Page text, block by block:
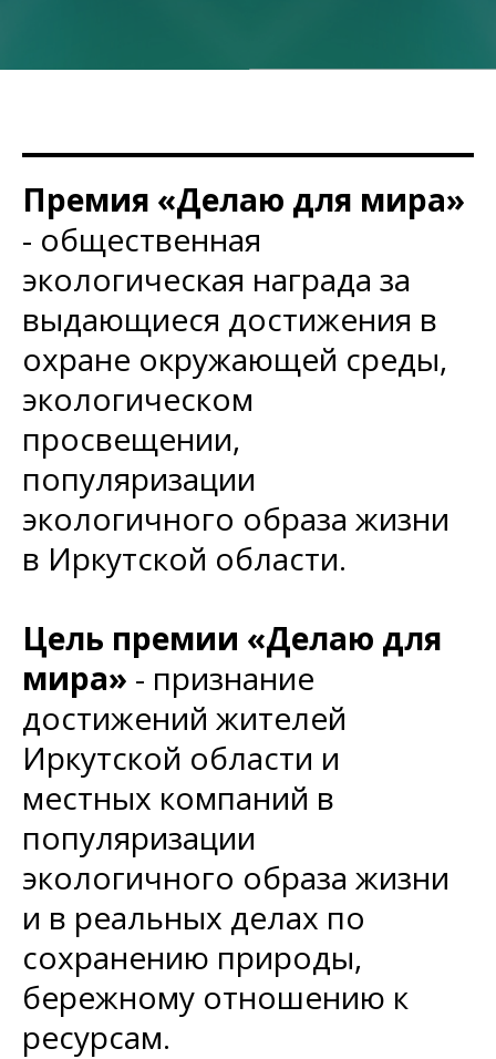
Премия «Делаю для мира»
- общественная
экологическая награда за
выдающиеся достижения в
охране окружающей среды,
экологическом
просвещении,
популяризации
экологичного образа жизни
в Иркутской области.
Цель премии «Делаю для
мира» - признание
достижений жителей
Иркутской области и
местных компаний в
популяризации
экологичного образа жизни
и в реальных делах по
сохранению природы,
бережному отношению к
ресурсам.